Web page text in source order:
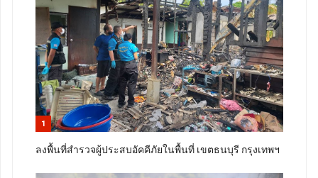
1
ลงพื้นที่สำรวจผู้ประสบอัคคีภัยในพื้นที่ เขตธนบุรี กรุงเทพฯ